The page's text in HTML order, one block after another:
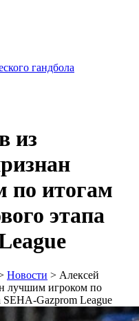
гандбола
из
по итогам
этапа
Новости > Алексей
лучшим игроком по
SEHА-Gazprom League